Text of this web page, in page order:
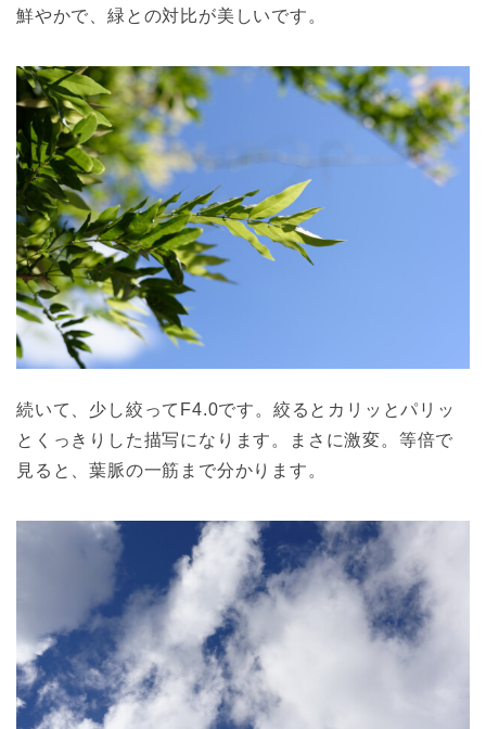
鮮やかで、緑との対比が美しいです。
続いて、少し絞ってF4.0です。絞るとカリッとパリッ
とくっきりした描写になります。まさに激変。等倍で
見ると、葉脈の一筋まで分かります。